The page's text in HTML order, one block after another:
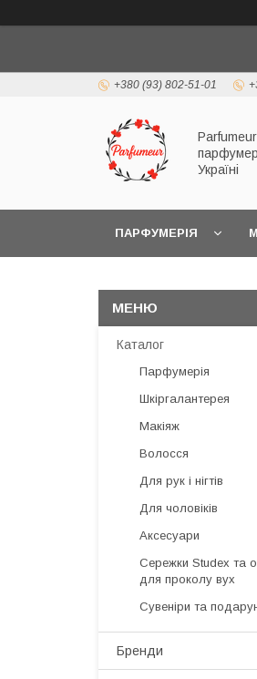
+380 (93) 802-51-01
Україні
ПАРФУМЕРІЯ
Каталог
Парфумерія
Шкіргалантерея
Макіяж
Волосся
Для рук і нігтів
Для чоловіків
Аксесуари
Сережки Studex та
для проколу вух
Сувеніри та
Бренди